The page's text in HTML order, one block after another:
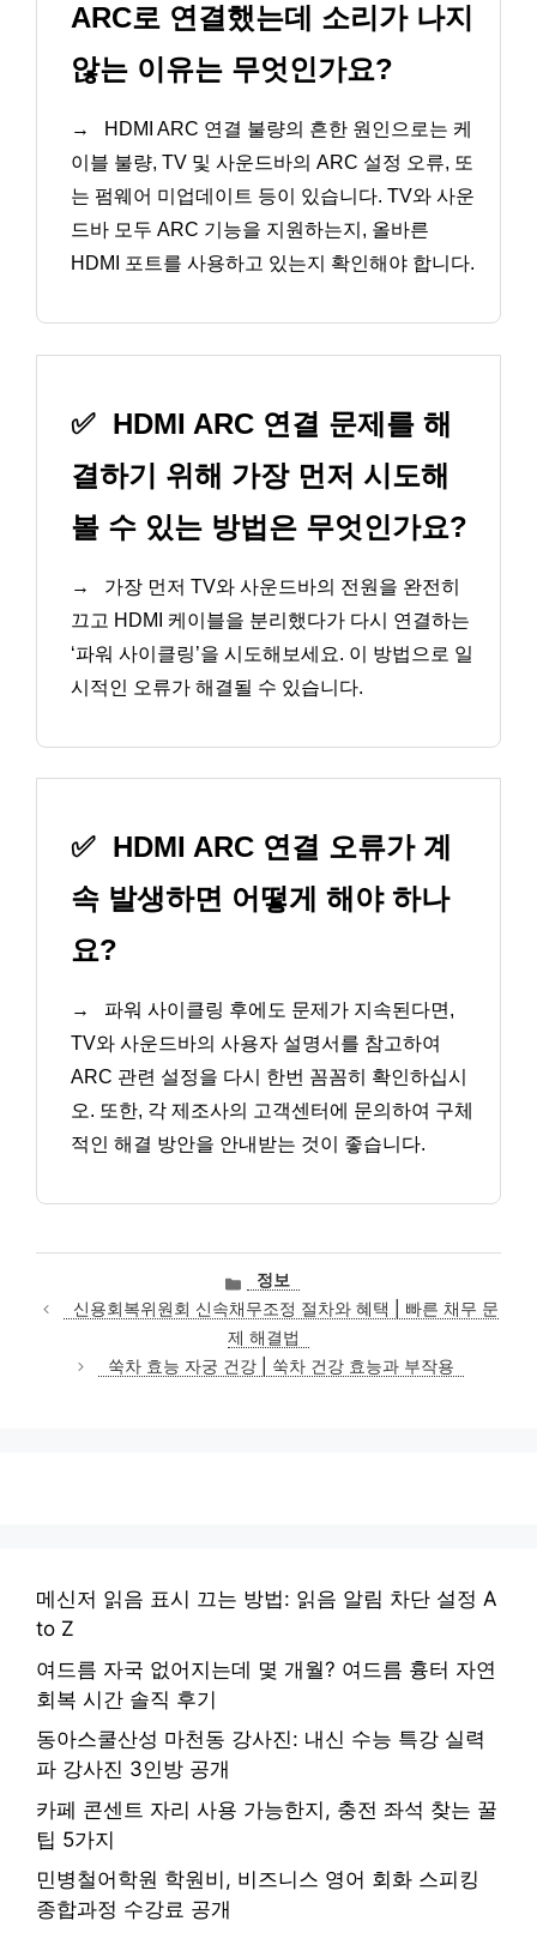
ARC로 연결했는데 소리가 나지
않는 이유는 무엇인가요?
→
HDMI ARC 연결 불량의 흔한 원인으로는 케
이블 불량, TV 및 사운드바의 ARC 설정 오류, 또
는 펌웨어 미업데이트 등이 있습니다. TV와 사운
드바 모두 ARC 기능을 지원하는지, 올바른
HDMI 포트를 사용하고 있는지 확인해야 합니다.
✅ HDMI ARC 연결 문제를 해
결하기 위해 가장 먼저 시도해
볼 수 있는 방법은 무엇인가요?
→
가장 먼저 TV와 사운드바의 전원을 완전히
끄고 HDMI 케이블을 분리했다가 다시 연결하는
‘파워 사이클링’을 시도해보세요. 이 방법으로 일
시적인 오류가 해결될 수 있습니다.
✅ HDMI ARC 연결 오류가 계
속 발생하면 어떻게 해야 하나
요?
→
파워 사이클링 후에도 문제가 지속된다면,
TV와 사운드바의 사용자 설명서를 참고하여
ARC 관련 설정을 다시 한번 꼼꼼히 확인하십시
오. 또한, 각 제조사의 고객센터에 문의하여 구체
적인 해결 방안을 안내받는 것이 좋습니다.
카
테
고
리
정보
신용회복위원회 신속채무조정 절차와 혜택 | 빠른 채무 문
제 해결법
쑥차 효능 자궁 건강 | 쑥차 건강 효능과 부작용
메신저 읽음 표시 끄는 방법: 읽음 알림 차단 설정 A
to Z
여드름 자국 없어지는데 몇 개월? 여드름 흉터 자연
회복 시간 솔직 후기
동아스쿨산성 마천동 강사진: 내신 수능 특강 실력
파 강사진 3인방 공개
카페 콘센트 자리 사용 가능한지, 충전 좌석 찾는 꿀
팁 5가지
민병철어학원 학원비, 비즈니스 영어 회화 스피킹
종합과정 수강료 공개